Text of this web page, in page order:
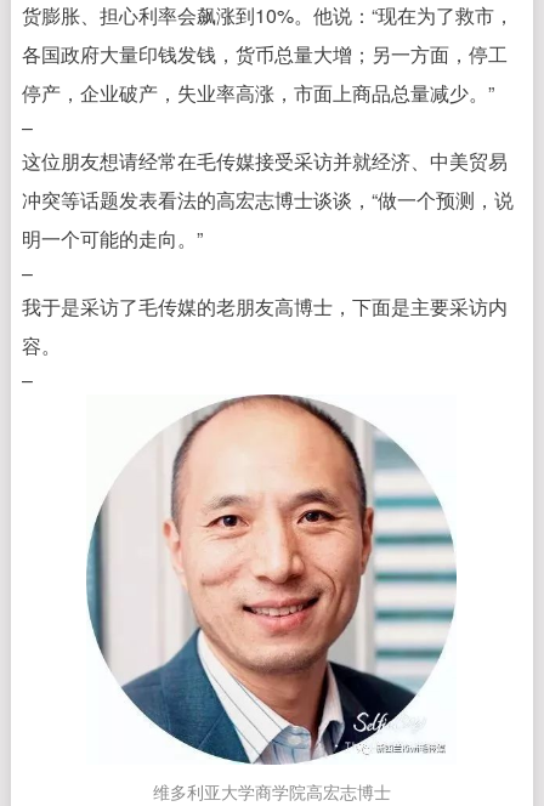
货膨胀、担心利率会飙涨到10%。他说：“现在为了救市，
各国政府大量印钱发钱，货币总量大增；另一方面，停工
停产，企业破产，失业率高涨，市面上商品总量减少。”
–
这位朋友想请经常在毛传媒接受采访并就经济、中美贸易
冲突等话题发表看法的高宏志博士谈谈，“做一个预测，说
明一个可能的走向。”
–
我于是采访了毛传媒的老朋友高博士，下面是主要采访内
容。
–
维多利亚大学商学院高宏志博士